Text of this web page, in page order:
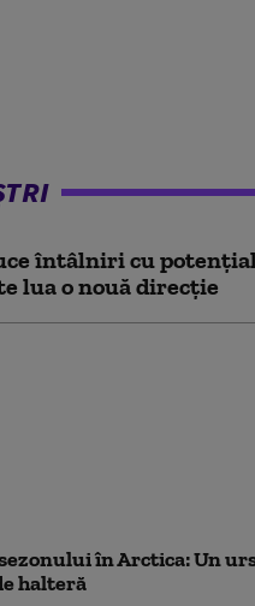
întâlniri cu
lua o nouă direcție
în Arctica: Un
halteră